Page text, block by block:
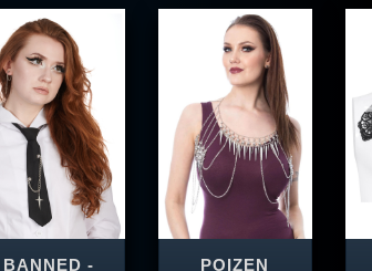
BANNED -
POIZEN